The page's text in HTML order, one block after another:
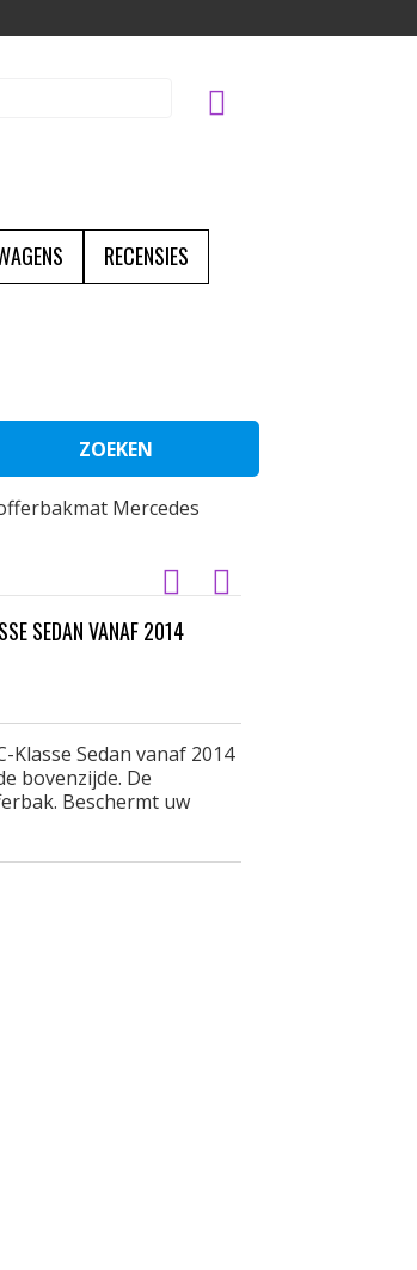
RECENSIES
ZOEKEN
Mercedes
SEDAN VANAF 2014
Sedan vanaf 2014
bovenzijde. De
Beschermt uw